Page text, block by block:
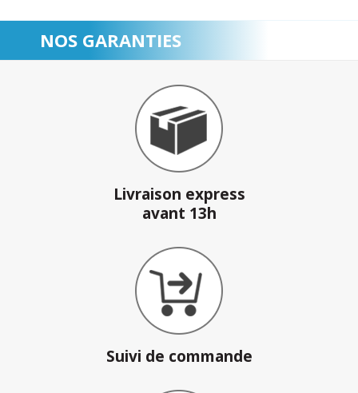
NOS GARANTIES
Livraison express
avant 13h
Suivi de commande